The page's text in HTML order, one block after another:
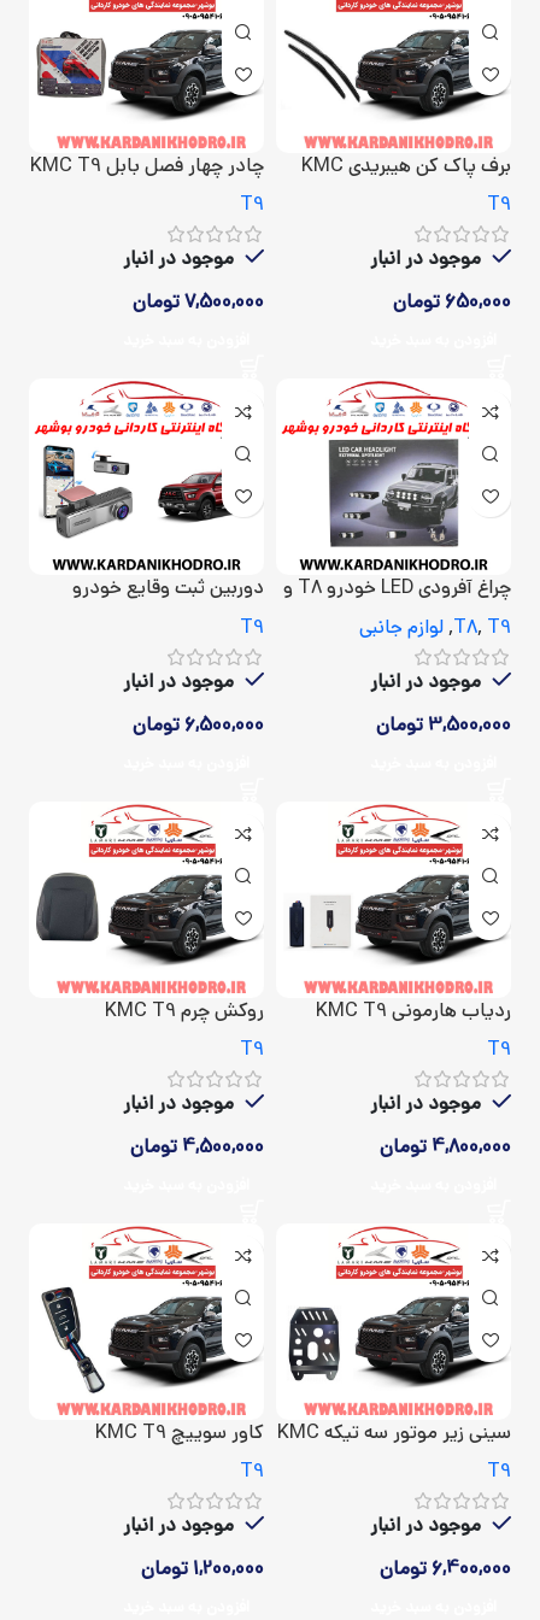
برف پاک کن هیبریدی KMC
T9
T9
موجود در انبار
650,000 تومان
چادر چهار فصل بابل KMC T9
T9
موجود در انبار
7,500,000تومان
چراغ آفرودی LED خودرو T8 و
T9
T8, T9
, لوازم جانبی
موجود در انبار
3,500,000 تومان
دوربین ثبت وقایع خودرو
KMC T9
T9
موجود در انبار
6,500,000 تومان
ردیاب هارمونی KMC T9
T9
موجود در انبار
4,800,000 تومان
روکش چرم KMC T9
T9
موجود در انبار
4,500,000 تومان
سینی زیر موتور سه تیکه KMC
T9
T9
موجود در انبار
6,400,000 تومان
کاور سوییچ KMC T9
T9
موجود در انبار
1,200,000 تومان